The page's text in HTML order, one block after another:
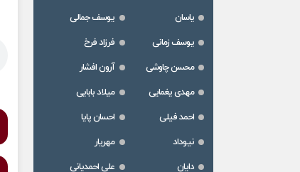
یاسان
یوسف جمالی
یوسف زمانی
فرزاد فرخ
محسن چاوشی
آرون افشار
مهدی یغمایی
میلاد بابایی
احمد فیلی
احسان پایا
نیوداد
مهریار
دایان
علی احمدیانی